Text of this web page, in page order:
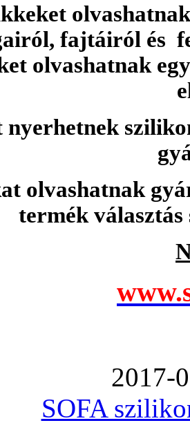
fajtáiról és
olvashatnak
nyerhetnek
olvashatnak
termék
2017-
SOFA